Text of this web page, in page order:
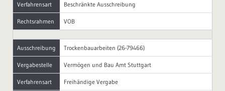
Verfahrensart Beschränkte Ausschreibung
Rechtsrahmen VOB
Ausschreibung Trockenbauarbeiten (26-79466)
Vergabestelle Vermögen und Bau Amt Stuttgart
Verfahrensart Freihändige Vergabe